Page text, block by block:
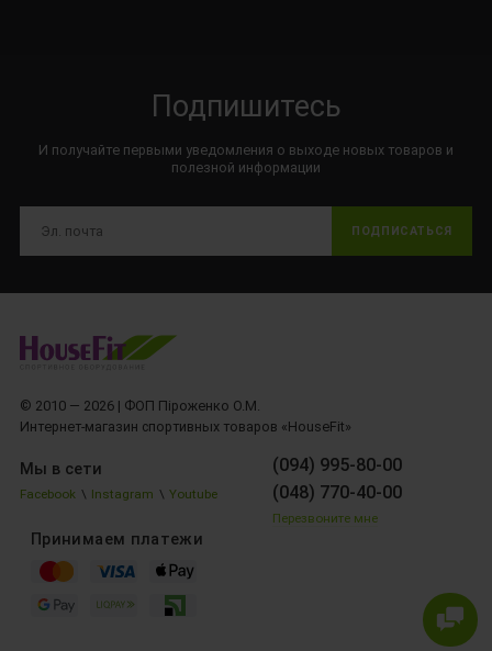
Подпишитесь
И получайте первыми уведомления о выходе новых товаров и
полезной информации
ПОДПИСАТЬСЯ
© 2010 — 2026 | ФОП Піроженко О.М.
Интернет-магазин спортивных товаров «HouseFit»
(094) 995-80-00
(048) 770-40-00
Перезвоните мне
Мы в сети
Facebook \ Instagram \ Youtube
Принимаем платежи